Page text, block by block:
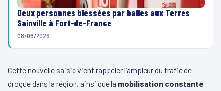
Deux personnes blessées par balles aux Terres
Sainville à Fort-de-France
08/08/2026
Cette nouvelle saisie vient rappeler l’ampleur du trafic de
drogue dans la région, ainsi que la mobilisation constante